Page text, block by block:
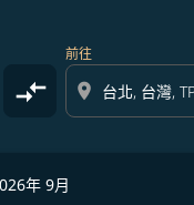
compare_arrows
前往
location_on
年 9月